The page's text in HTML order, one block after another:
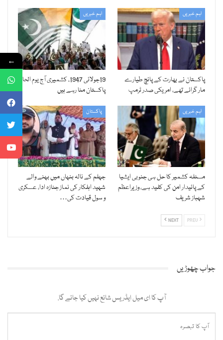
اہم خبریں
پاکستان نے بھارت کے پانچ طیارے
مار گرائے تھے، امریکی صدر ٹرمپ
اہم خبریں
19جولائی 1947، کشمیری آج یوم الحاق
پاکستان منا رہے ہیں
اہم خبریں
مسئلہ کشمیر کا حل ہی جنوبی ایشیا
کے پائیدار امن کی کلید ہے، وزیراعظم
شہباز شریف
پاکستان
جہلم کے نالہ بنہاں میں بہنے والے
شہید اہلکار کی نماز جنازہ ادا، عسکری
و سول قیادت کی…
NEXT
جواب چھوڑیں
آپ کا ای میل ایڈریس شائع نہیں کیا جائے گا.
←